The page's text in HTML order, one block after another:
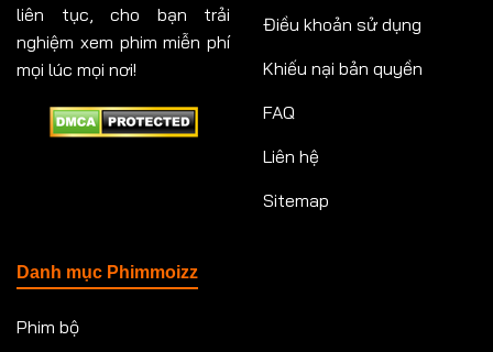
liên tục, cho bạn trải
nghiệm xem phim miễn phí
mọi lúc mọi nơi!
Điều khoản sử dụng
Khiếu nại bản quyền
FAQ
Liên hệ
Sitemap
Danh mục Phimmoizz
Phim bộ